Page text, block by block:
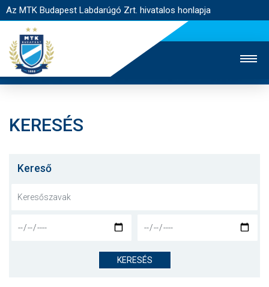
Az MTK Budapest Labdarúgó Zrt. hivatalos honlapja
JEGYÉRTÉKESÍTÉS
NYITÓLAP
CSAPATOK
KERESÉS
Kereső
KERESÉS